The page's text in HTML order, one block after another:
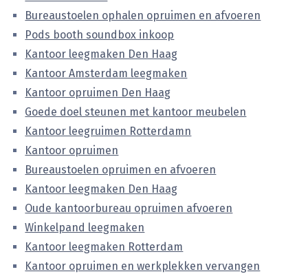
Bureaustoelen ophalen opruimen en afvoeren
Pods booth soundbox inkoop
Kantoor leegmaken Den Haag
Kantoor Amsterdam leegmaken
Kantoor opruimen Den Haag
Goede doel steunen met kantoor meubelen
Kantoor leegruimen Rotterdamn
Kantoor opruimen
Bureaustoelen opruimen en afvoeren
Kantoor leegmaken Den Haag
Oude kantoorbureau opruimen afvoeren
Winkelpand leegmaken
Kantoor leegmaken Rotterdam
Kantoor opruimen en werkplekken vervangen